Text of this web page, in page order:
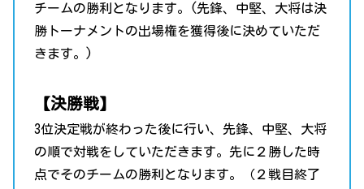
チームの勝利となります。(先鋒、中堅、大将は決
勝トーナメントの出場権を獲得後に決めていただ
きます。)
【決勝戦】
3位決定戦が終わった後に行い、先鋒、中堅、大将
の順で対戦をしていただきます。先に２勝した時
点でそのチームの勝利となります。（２戦目終了